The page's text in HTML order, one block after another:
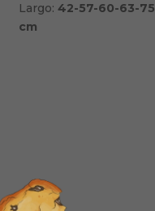
Largo: 42-57-60-63-75
cm